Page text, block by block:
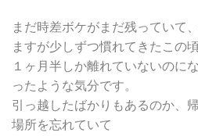
まだ時差ボケがまだ残っていて
ますが少しずつ慣れてきたこの頃
１ヶ月半しか離れていないのに
ったような気分です。
引っ越したばかりもあるのか、
場所を忘れていて